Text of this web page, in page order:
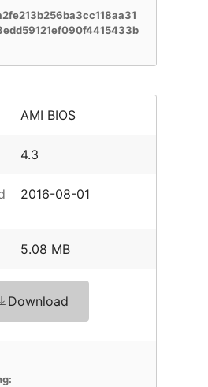
AMI BIOS
4.3
2016-08-01
5.08 MB
Download